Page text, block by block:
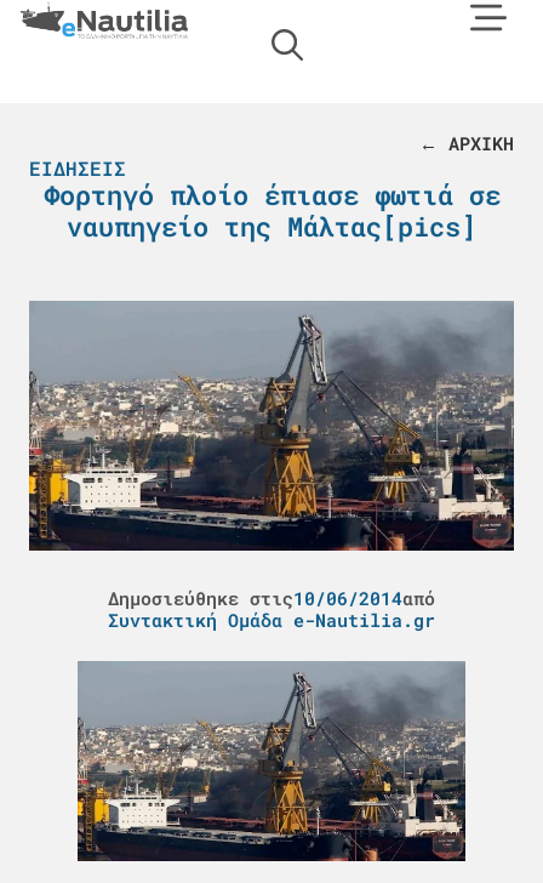
← ΑΡΧΙΚΗ
ΕΙΔΉΣΕΙΣ
Φορτηγό πλοίο έπιασε φωτιά σε
ναυπηγείο της Μάλτας[pics]
Δημοσιεύθηκε στις10/06/2014από
Συντακτική Ομάδα e-Nautilia.gr